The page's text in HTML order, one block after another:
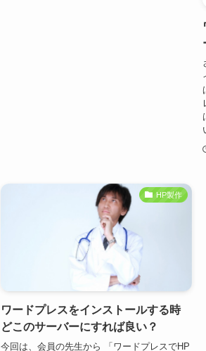
HP製作
ワードプレスをインストールする時
どこのサーバーにすれば良い？
今回は、会員の先生から 「ワードプレスでHP